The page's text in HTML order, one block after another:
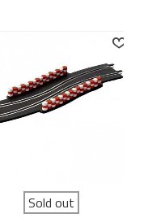
Sold out